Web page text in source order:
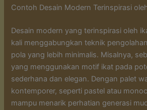
Contoh Desain Modern Terinspirasi
Desain modern yang terinspirasi oleh
kali menggabungkan teknik
pola yang lebih minimalis. Misalnya,
yang menggunakan motif ikat pada
sederhana dan elegan. Dengan palet
kontemporer, seperti pastel atau
mampu menarik perhatian generasi